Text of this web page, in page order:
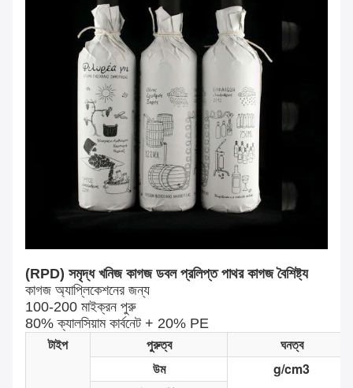
(RPD) সমৃদ্ধ খনিজ কাগজ ডবল প্রলিপ্ত পাথর কাগজ বৈশিষ্ট্য
কাগজ অ্যাপ্লিকেশনের জন্য
100-200 মাইক্রন পুরু
80% ক্যালসিয়াম কার্বনেট + 20% PE
টাইপ পুরুত্ব
ঘনত্ব
উম
g/cm3